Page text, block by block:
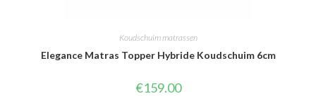
Koudschuim matrassen
Elegance Matras Topper Hybride Koudschuim 6cm
€159.00